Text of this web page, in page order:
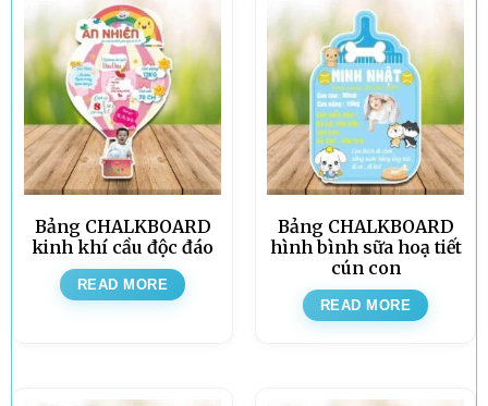
Bảng CHALKBOARD
kinh khí cầu độc đáo
READ MORE
Bảng CHALKBOARD
hình bình sữa hoạ tiết
cún con
READ MORE